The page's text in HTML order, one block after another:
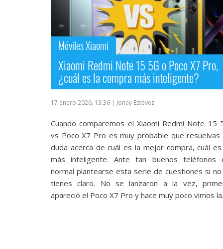
Ciberseguridad
Móviles Xiaomi
Xiaomi Redmi Note 15 5G o Poco X7 Pro,
¿cuál es la compra más inteligente?
17 enero 2026, 13:36 | Jonay Estévez
Cuando comparemos el Xiaomi Redmi Note 15
vs Poco X7 Pro es muy probable que resuelvas
duda acerca de cuál es la mejor compra, cuál es
más inteligente. Ante tan buenos teléfonos
normal plantearse esta serie de cuestiones si no
tienes claro. No se lanzaron a la vez,
apareció el Poco X7 Pro y hace muy poco vimos